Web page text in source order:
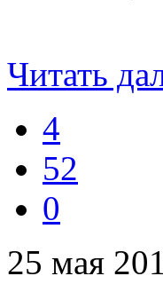
Читать
4
52
0
25 мая